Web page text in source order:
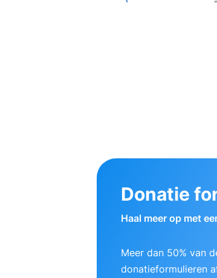
Donatie
Haal meer op met
Meer dan 50% van
donatieformulieren